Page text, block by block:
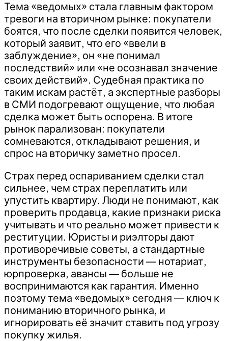
Тема «ведомых» стала главным фактором
тревоги на вторичном рынке: покупатели
боятся, что после сделки появится человек,
который заявит, что его «ввели в
заблуждение», он «не понимал
последствий» или «не осознавал значение
своих действий». Судебная практика по
таким искам растёт, а экспертные разборы
в СМИ подогревают ощущение, что любая
сделка может быть оспорена. В итоге
рынок парализован: покупатели
сомневаются, откладывают решения, и
спрос на вторичку заметно просел.
Страх перед оспариванием сделки стал
сильнее, чем страх переплатить или
упустить квартиру. Люди не понимают, как
проверить продавца, какие признаки риска
учитывать и что реально может привести к
реституции. Юристы и риэлторы дают
противоречивые советы, а стандартные
инструменты безопасности — нотариат,
юрпроверка, авансы — больше не
воспринимаются как гарантия. Именно
поэтому тема «ведомых» сегодня — ключ к
пониманию вторичного рынка, и
игнорировать её значит ставить под угрозу
покупку жилья.